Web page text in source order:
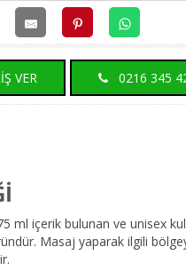
VER 0216 345
ml içerik bulunan ve unisex
Masaj yaparak ilgili